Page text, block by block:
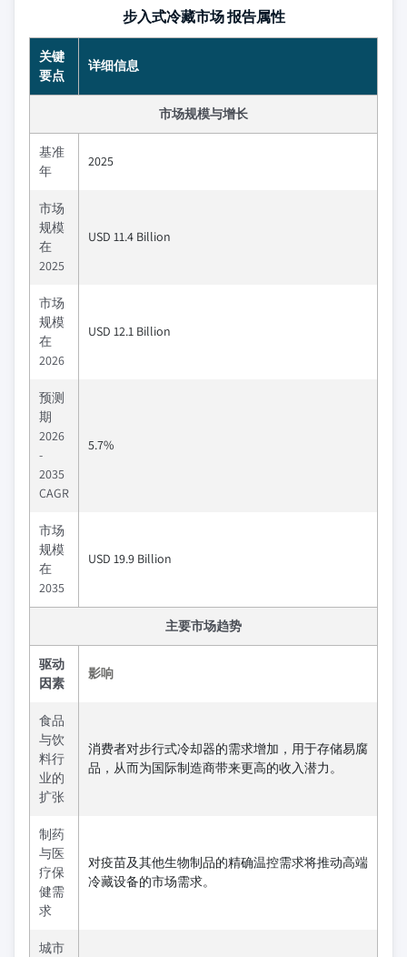
步入式冷藏市场 报告属性
关键
要点
详细信息
市场规模与增长
基准
年
2025
市场
规模
在
2025
USD 11.4 Billion
市场
规模
在
2026
USD 12.1 Billion
预测
期
2026
-
2035
CAGR
5.7%
市场
规模
在
2035
USD 19.9 Billion
主要市场趋势
驱动
因素
影响
食品
与饮
料行
业的
扩张
消费者对步行式冷却器的需求增加，用于存储易腐
品，从而为国际制造商带来更高的收入潜力。
制药
与医
疗保
健需
求
对疫苗及其他生物制品的精确温控需求将推动高端
冷藏设备的市场需求。
城市